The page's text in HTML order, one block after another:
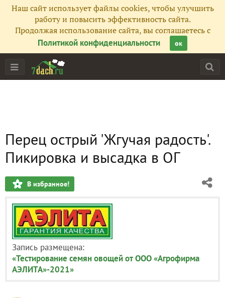
Наш сайт использует файлы cookies, чтобы улучшить
работу и повысить эффективность сайта.
Продолжая использование сайта, вы соглашаетесь с
Политикой конфиденциальности
ок
Перец острый 'Жгучая радость'.
Пикировка и высадка в ОГ
В избранное!
Запись размещена:
«Тестирование семян овощей от ООО «Агрофирма
АЭЛИТА»-2021»